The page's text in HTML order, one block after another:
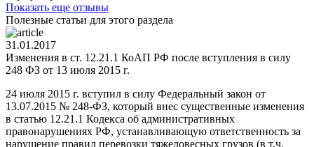
Показать еще отзывы
Полезные статьи для этого раздела
31.01.2017
Изменения в ст. 12.21.1 КоАП РФ после вступления в силу
248 ФЗ от 13 июля 2015 г.
24 июля 2015 г. вступил в силу Федеральный закон от
13.07.2015 № 248-ФЗ, который внес существенные изменения
в статью 12.21.1 Кодекса об административных
правонарушениях РФ, устанавливающую ответственность за
нарушение правил перевозки тяжеловесных грузов (в т.ч.